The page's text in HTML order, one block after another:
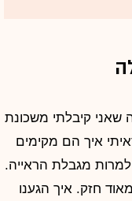
שאני קיבלתי משכונת
איך הם מקימים
מגבלת הראייה.
חזק. איך הגענו